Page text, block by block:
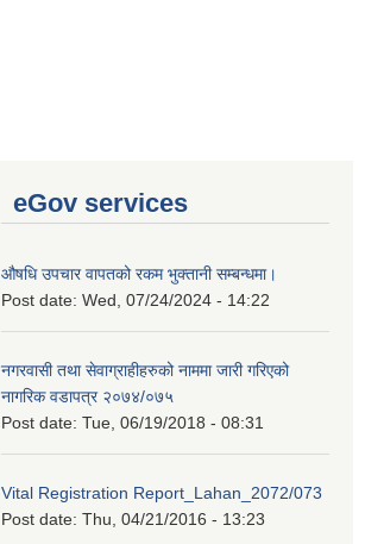
eGov services
औषधि उपचार वापतको रकम भुक्तानी सम्बन्धमा।
Post date: Wed, 07/24/2024 - 14:22
नगरवासी तथा सेवाग्राहीहरुको नाममा जारी गरिएको
नागरिक वडापत्र २०७४/०७५
Post date: Tue, 06/19/2018 - 08:31
Vital Registration Report_Lahan_2072/073
Post date: Thu, 04/21/2016 - 13:23